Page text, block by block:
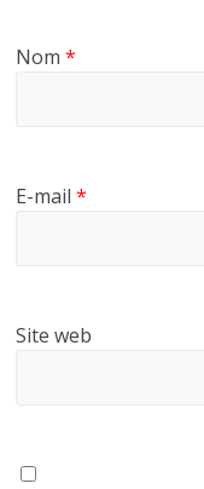
Nom*
E-mail*
Site web